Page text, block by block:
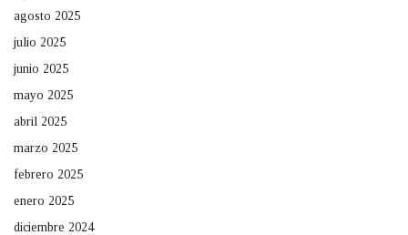
agosto 2025
julio 2025
junio 2025
mayo 2025
abril 2025
marzo 2025
febrero 2025
enero 2025
diciembre 2024